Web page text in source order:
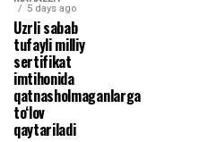
5 days ago
Uzrli sabab
tufayli milliy
sertifikat
imtihonida
qatnasholmaganlarga
to‘lov
qaytariladi